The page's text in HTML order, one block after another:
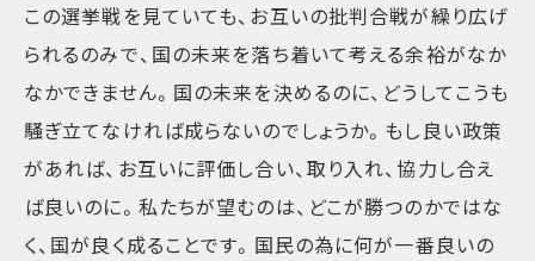
この選挙戦を見ていても、お互いの批判合戦が繰り広げ
られるのみで、国の未来を落ち着いて考える余裕がなか
なかできません。国の未来を決めるのに、どうしてこうも
騒ぎ立てなければ成らないのでしょうか。もし良い政策
があれば、お互いに評価し合い、取り入れ、協力し合え
ば良いのに。私たちが望むのは、どこが勝つのかではな
く、国が良く成ることです。国民の為に何が一番良いの